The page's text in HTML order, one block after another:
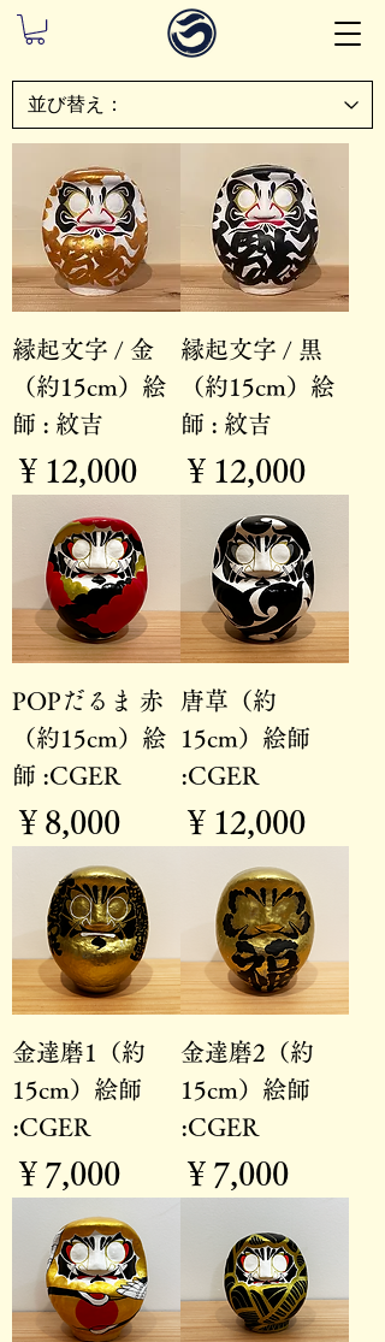
縁起文字 / 金
（約15cm）絵
師 : 紋吉
価格
￥12,000
縁起文字 / 黒
（約15cm）絵
師 : 紋吉
価格
￥12,000
POPだるま 赤
（約15cm）絵
師 :CGER
価格
￥8,000
唐草（約
15cm）絵師
:CGER
価格
￥12,000
金達磨1（約
15cm）絵師
:CGER
価格
￥7,000
金達磨2（約
15cm）絵師
:CGER
価格
￥7,000